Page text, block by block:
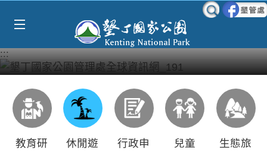
:::
教育研
休閒遊
行政申
兒童
生態旅